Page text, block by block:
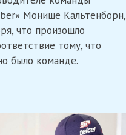
Монише Кальтенборн,
что произошло
тому, что
было команде.